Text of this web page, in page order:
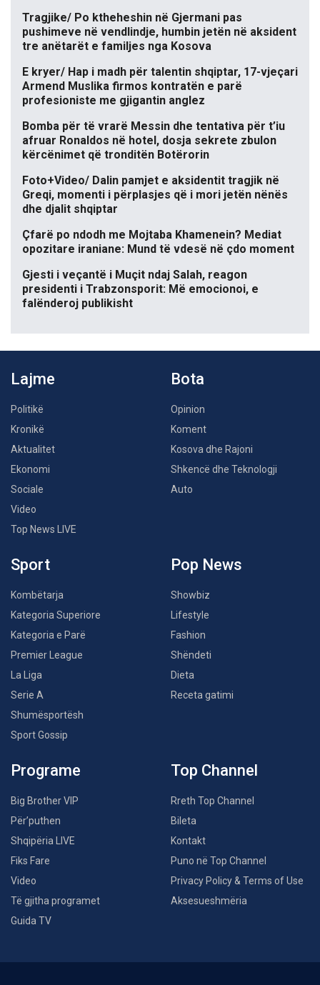
Tragjike/ Po ktheheshin në Gjermani pas
pushimeve në vendlindje, humbin jetën në aksident
tre anëtarët e familjes nga Kosova
E kryer/ Hap i madh për talentin shqiptar, 17-vjeçari
Armend Muslika firmos kontratën e parë
profesioniste me gjigantin anglez
Bomba për të vrarë Messin dhe tentativa për t’iu
afruar Ronaldos në hotel, dosja sekrete zbulon
kërcënimet që tronditën Botërorin
Foto+Video/ Dalin pamjet e aksidentit tragjik në
Greqi, momenti i përplasjes që i mori jetën nënës
dhe djalit shqiptar
Çfarë po ndodh me Mojtaba Khamenein? Mediat
opozitare iraniane: Mund të vdesë në çdo moment
Gjesti i veçantë i Muçit ndaj Salah, reagon
presidenti i Trabzonsporit: Më emocionoi, e
falënderoj publikisht
Lajme
Politikë
Kronikë
Aktualitet
Ekonomi
Sociale
Video
Top News LIVE
Bota
Opinion
Koment
Kosova dhe Rajoni
Shkencë dhe Teknologji
Auto
Sport
Kombëtarja
Kategoria Superiore
Kategoria e Parë
Premier League
La Liga
Serie A
Shumësportësh
Sport Gossip
Pop News
Showbiz
Lifestyle
Fashion
Shëndeti
Dieta
Receta gatimi
Programe
Big Brother VIP
Për’puthen
Shqipëria LIVE
Fiks Fare
Video
Të gjitha programet
Guida TV
Top Channel
Rreth Top Channel
Bileta
Kontakt
Puno në Top Channel
Privacy Policy & Terms of Use
Aksesueshmëria